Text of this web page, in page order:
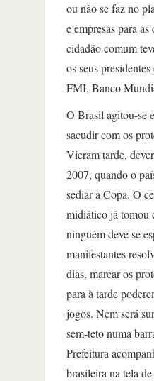
ou não se faz no
e empresas para
cidadão comum
os seus
FMI, Banco
O Brasil agitou-se
sacudir com os
Vieram tarde,
2007, quando o
sediar a Copa. O
midiático já tomou
ninguém deve se
manifestantes
dias, marcar os
para à tarde
jogos. Nem será
sem-teto numa
Prefeitura
brasileira na tela